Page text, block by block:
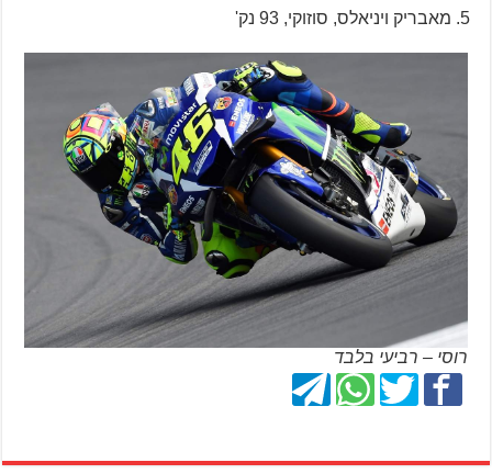
מאבריק ויניאלס, סוזוקי, 93 נק'
רוסי – רביעי בלבד